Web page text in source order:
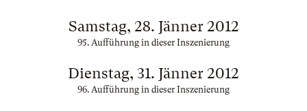
Samstag, 28. Jänner 2012
95. Aufführung in dieser Inszenierung
Dienstag, 31. Jänner 2012
96. Aufführung in dieser Inszenierung